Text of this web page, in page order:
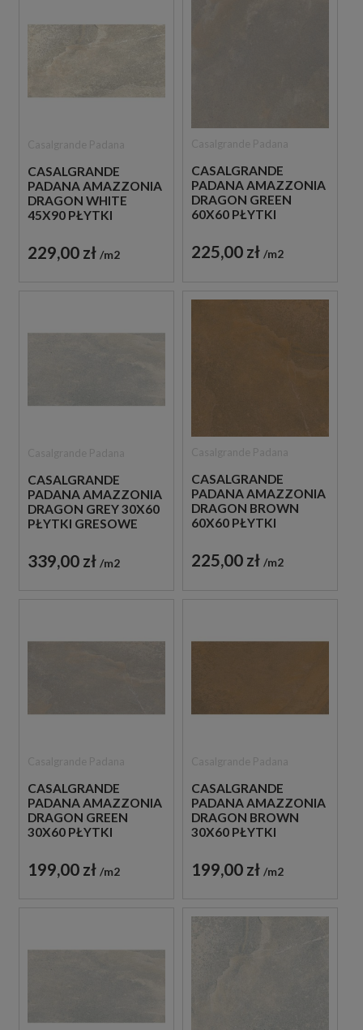
CASALGRANDE
PADANA AMAZZONIA
DRAGON WHITE
45X90 PŁYTKI
KAMIEŃ
229,00 zł m2
CASALGRANDE
PADANA AMAZZONIA
DRAGON GREEN
60X60 PŁYTKI
KAMIEŃ
225,00 zł m2
CASALGRANDE
PADANA AMAZZONIA
DRAGON GREY 30X60
PŁYTKI GRESOWE
339,00 zł m2
CASALGRANDE
PADANA AMAZZONIA
DRAGON BROWN
60X60 PŁYTKI
KAMIEŃ
225,00 zł m2
CASALGRANDE
PADANA AMAZZONIA
DRAGON GREEN
30X60 PŁYTKI
KAMIEŃ
199,00 zł m2
CASALGRANDE
PADANA AMAZZONIA
DRAGON BROWN
30X60 PŁYTKI
KAMIEŃ
199,00 zł m2